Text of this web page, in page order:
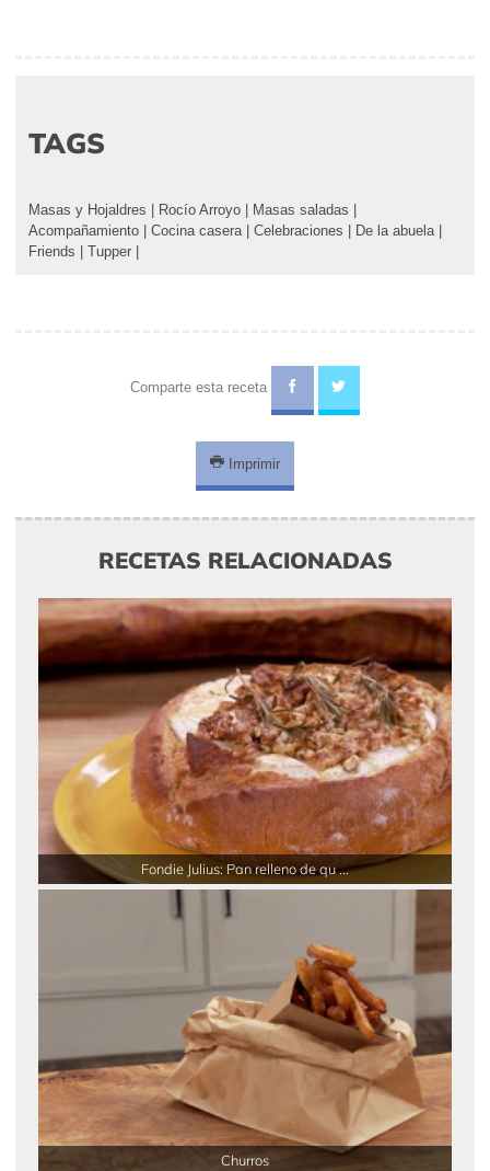
TAGS
Masas y Hojaldres Rocío Arroyo Masas saladas
Acompañamiento
Cocina casera| Celebraciones De la abuela|
Friends
Tupper
Comparte esta receta
Imprimir
RECETAS RELACIONADAS
Fondie Julius: Pan relleno de qu ...
Churros